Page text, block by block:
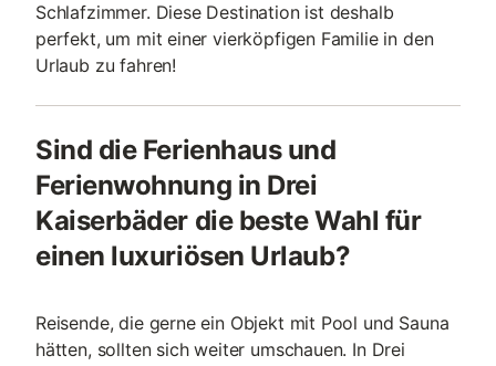
Schlafzimmer. Diese Destination ist deshalb
perfekt, um mit einer vierköpfigen Familie in den
Urlaub zu fahren!
Sind die Ferienhaus und
Ferienwohnung in Drei
Kaiserbäder die beste Wahl für
einen luxuriösen Urlaub?
Reisende, die gerne ein Objekt mit Pool und Sauna
hätten, sollten sich weiter umschauen. In Drei